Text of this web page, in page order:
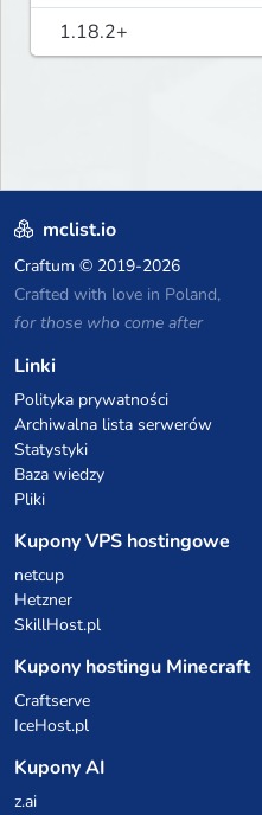
1.18.2+
mclist.io
Craftum © 2019-2026
Crafted with love in Poland,
for those who come after
Linki
Polityka prywatności
Archiwalna lista serwerów
Statystyki
Baza wiedzy
Pliki
Kupony VPS hostingowe
netcup
Hetzner
SkillHost.pl
Kupony hostingu Minecraft
Craftserve
IceHost.pl
Kupony AI
z.ai